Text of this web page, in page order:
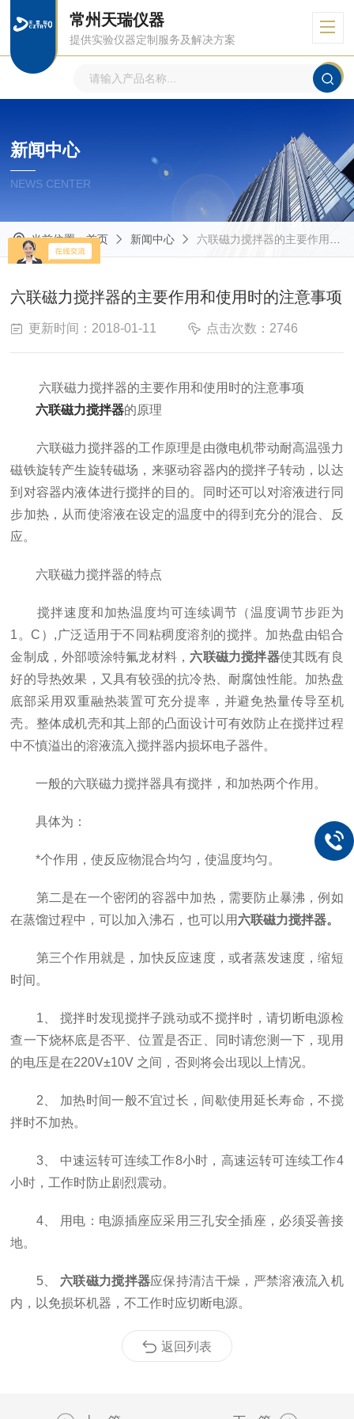
常州天瑞仪器
提供实验仪器定制服务及解决方案
新闻中心
NEWS CENTER
当前位置：首页 新闻中心 六联磁力搅拌器的主要作用和使用时的注意事项
六联磁力搅拌器的主要作用和使用时的注意事项
更新时间：2018-01-11 点击次数：2746
六联磁力搅拌器的主要作用和使用时的注意事项
六联磁力搅拌器的原理
六联磁力搅拌器的工作原理是由微电机带动耐高温强力
磁铁旋转产生旋转磁场，来驱动容器内的搅拌子转动，以达
到对容器内液体进行搅拌的目的。同时还可以对溶液进行同
步加热，从而使溶液在设定的温度中的得到充分的混合、反
应。
六联磁力搅拌器的特点
搅拌速度和加热温度均可连续调节（温度调节步距为
1。C）,广泛适用于不同粘稠度溶剂的搅拌。加热盘由铝合
金制成，外部喷涂特氟龙材料， 六联磁力搅拌器使其既有良
好的导热效果，又具有较强的抗冷热、耐腐蚀性能。加热盘
底部采用双重融热装置可充分提率，并避免热量传导至机
壳。整体成机壳和其上部的凸面设计可有效防止在搅拌过程
中不慎溢出的溶液流入搅拌器内损坏电子器件。
一般的六联磁力搅拌器具有搅拌，和加热两个作用。
具体为：
*个作用，使反应物混合均匀，使温度均匀。
第二是在一个密闭的容器中加热，需要防止暴沸，例如
在蒸馏过程中，可以加入沸石，也可以用 六联磁力搅拌器。
第三个作用就是，加快反应速度，或者蒸发速度，缩短
时间。
1、 搅拌时发现搅拌子跳动或不搅拌时，请切断电源检
查一下烧杯底是否平、位置是否正、同时请您测一下，现用
的电压是在220V±10V 之间，否则将会出现以上情况。
2、 加热时间一般不宜过长，间歇使用延长寿命，不搅
拌时不加热。
3、 中速运转可连续工作8小时，高速运转可连续工作4
小时，工作时防止剧烈震动。
4、 用电：电源插座应采用三孔安全插座，必须妥善接
地。
5、 六联磁力搅拌器应保持清洁干燥，严禁溶液流入机
内，以免损坏机器，不工作时应切断电源。
返回列表